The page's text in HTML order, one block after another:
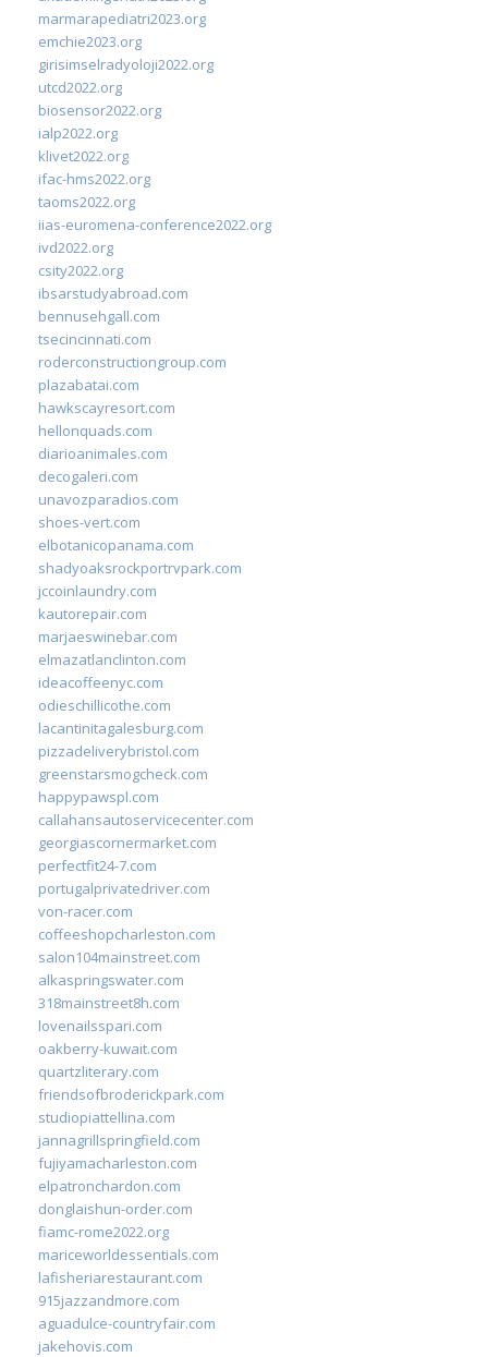
marmarapediatri2023.org
emchie2023.org
girisimselradyoloji2022.org
utcd2022.org
biosensor2022.org
ialp2022.org
klivet2022.org
ifac-hms2022.org
taoms2022.org
iias-euromena-conference2022.org
ivd2022.org
csity2022.org
ibsarstudyabroad.com
bennusehgall.com
tsecincinnati.com
roderconstructiongroup.com
plazabatai.com
hawkscayresort.com
hellonquads.com
diarioanimales.com
decogaleri.com
unavozparadios.com
shoes-vert.com
elbotanicopanama.com
shadyoaksrockportrvpark.com
jccoinlaundry.com
kautorepair.com
marjaeswinebar.com
elmazatlanclinton.com
ideacoffeenyc.com
odieschillicothe.com
lacantinitagalesburg.com
pizzadeliverybristol.com
greenstarsmogcheck.com
happypawspl.com
callahansautoservicecenter.com
georgiascornermarket.com
perfectfit24-7.com
portugalprivatedriver.com
von-racer.com
coffeeshopcharleston.com
salon104mainstreet.com
alkaspringswater.com
318mainstreet8h.com
lovenailsspari.com
oakberry-kuwait.com
quartzliterary.com
friendsofbroderickpark.com
studiopiattellina.com
jannagrillspringfield.com
fujiyamacharleston.com
elpatronchardon.com
donglaishun-order.com
fiamc-rome2022.org
mariceworldessentials.com
lafisheriarestaurant.com
915jazzandmore.com
aguadulce-countryfair.com
jakehovis.com